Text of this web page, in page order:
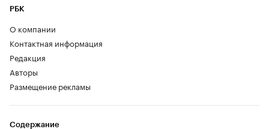
РБК
О компании
Контактная информация
Редакция
Авторы
Размещение рекламы
Содержание